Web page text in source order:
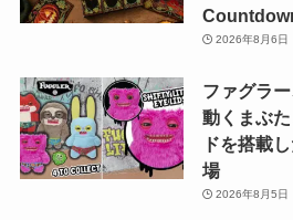
2026年8月6日
ファグラ
動くまぶ
ドを搭載
場
2026年8月5日